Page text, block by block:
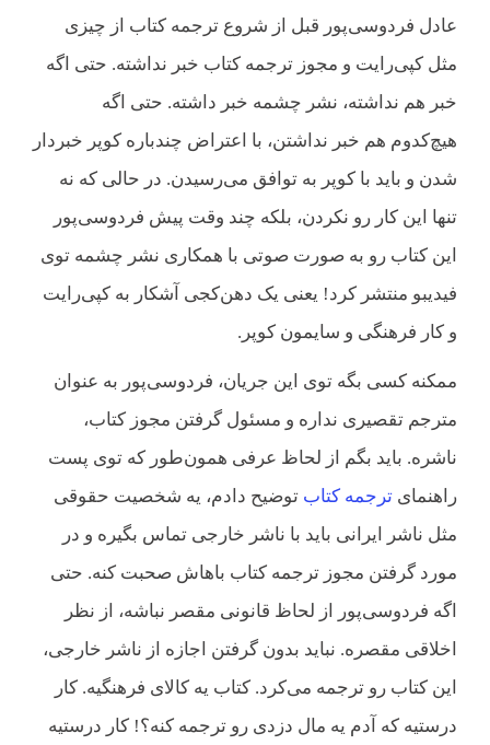
عادل فردوسی‌پور قبل از شروع ترجمه کتاب از چیزی
مثل کپی‌رایت و مجوز ترجمه کتاب خبر نداشته. حتی اگه
خبر هم نداشته، نشر چشمه خبر داشته. حتی اگه
هیچ‌کدوم هم خبر نداشتن، با اعتراض چندباره کوپر خبردار
شدن و باید با کوپر به توافق می‌رسیدن. در حالی که نه
تنها این کار رو نکردن، بلکه چند وقت پیش فردوسی‌پور
این کتاب رو به صورت صوتی با همکاری نشر چشمه توی
فیدیبو منتشر کرد! یعنی یک دهن‌کجی آشکار به کپی‌رایت
و کار فرهنگی و سایمون کوپر.
ممکنه کسی بگه توی این جریان، فردوسی‌پور به عنوان
مترجم تقصیری نداره و مسئول گرفتن مجوز کتاب،
ناشره. باید بگم از لحاظ عرفی همون‌طور که توی پست
راهنمای ترجمه کتاب توضیح دادم، یه شخصیت حقوقی
مثل ناشر ایرانی باید با ناشر خارجی تماس بگیره و در
مورد گرفتن مجوز ترجمه کتاب باهاش صحبت کنه. حتی
اگه فردوسی‌پور از لحاظ قانونی مقصر نباشه، از نظر
اخلاقی مقصره. نباید بدون گرفتن اجازه از ناشر خارجی،
این کتاب رو ترجمه می‌کرد. کتاب یه کالای فرهنگیه. کار
درستیه که آدم یه مال دزدی رو ترجمه کنه؟! کار درستیه